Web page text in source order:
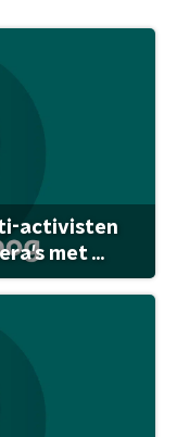
activisten
met ...